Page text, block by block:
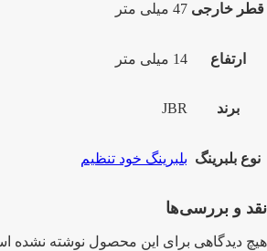
قطر خارجی 47 میلی متر
ارتفاع 14 میلی متر
برند JBR
نوع بلبرینگ بلبرینگ خود تنظیم
نقد و بررسی‌ها
هیچ دیدگاهی برای این محصول نوشته نشده